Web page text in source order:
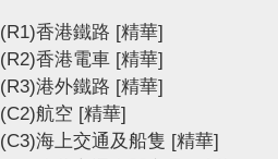
(R1)香港鐵路 [精華]
(R2)香港電車 [精華]
(R3)港外鐵路 [精華]
(C2)航空 [精華]
(C3)海上交通及船隻 [精華]